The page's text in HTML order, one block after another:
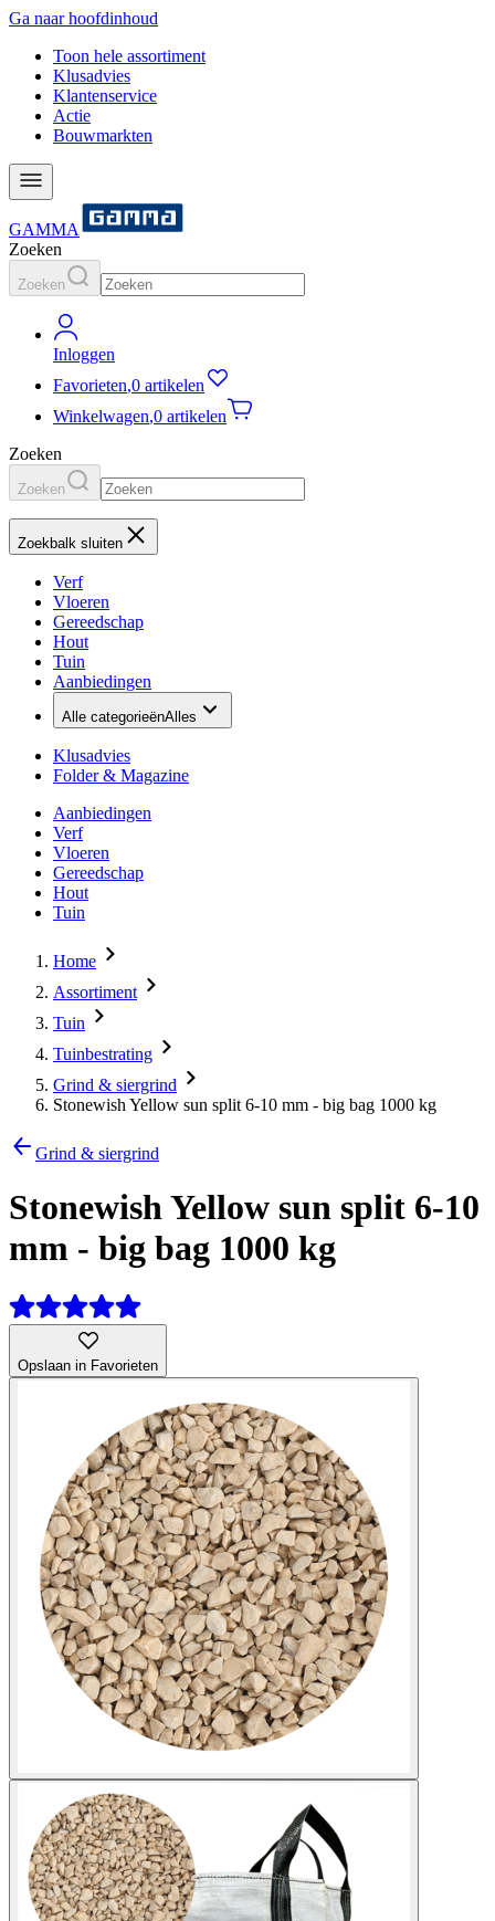
Ga naar hoofdinhoud
Toon hele assortiment
Klusadvies
Klantenservice
Actie
Bouwmarkten
GAMMA
Zoeken
Zoeken
Inloggen
Favorieten,0 artikelen
Winkelwagen,0 artikelen
Zoeken
Zoeken
Zoekbalk sluiten
Verf
Vloeren
Gereedschap
Hout
Tuin
Aanbiedingen
Alle categorieënAlles
Klusadvies
Folder & Magazine
Aanbiedingen
Verf
Vloeren
Gereedschap
Hout
Tuin
Home
Assortiment
Tuin
Tuinbestrating
Grind & siergrind
Stonewish Yellow sun split 6-10 mm - big bag 1000 kg
Grind & siergrind
Stonewish Yellow sun split 6-10
mm - big bag 1000 kg
Opslaan in Favorieten